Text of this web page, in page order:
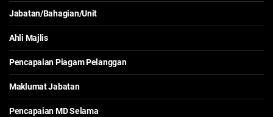
Jabatan/Bahagian/Unit
Ahli Majlis
Pencapaian Piagam Pelanggan
Maklumat Jabatan
Pencapaian MD Selama